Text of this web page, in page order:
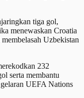
tiga gol,
menewaskan Croatia
Uzbekistan
232
serta membantu
UEFA Nations